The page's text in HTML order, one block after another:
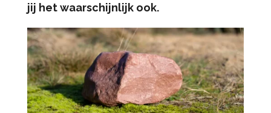
jij het waarschijnlijk ook.